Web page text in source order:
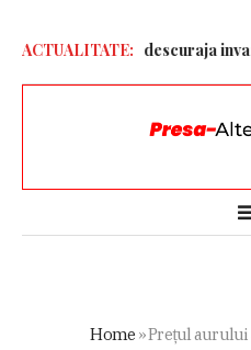
ACTUALITATE:
pentru a descuraja invazia
Home »Prețul aurului